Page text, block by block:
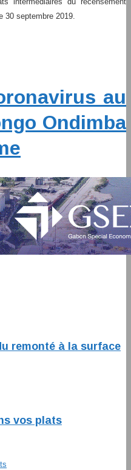
30 septembre 2019.
au
Ondimba
remonté à la surface
vos plats